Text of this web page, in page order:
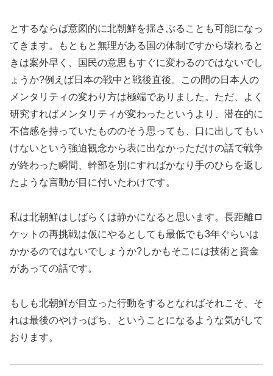
とするならば意図的に北朝鮮を揺さぶることも可能になっ
てきます。もともと無理がある国の体制ですから壊れると
きは案外早く、国民の意思もすぐに変わるのではないでし
ょうか?例えば日本の戦中と戦後直後。この間の日本人の
メンタリティの変わり方は極端でありました。ただ、よく
研究すればメンタリティが変わったというより、潜在的に
不信感を持っていたもののそう思っても、口に出してもい
けないという強迫観念から表に出なかっただけの話で戦争
が終わった瞬間、幹部を別にすればかなり手のひらを返し
たような言動が目に付いたわけです。
私は北朝鮮はしばらくは静かになると思います。長距離ロ
ケットの再挑戦は仮にやるとしても最低でも3年ぐらいは
かかるのではないでしょうか?しかもそこには技術と資金
があっての話です。
もしも北朝鮮が目立った行動をするとなればそれこそ、そ
れは最後のやけっぱち、ということになるような気がして
おります。